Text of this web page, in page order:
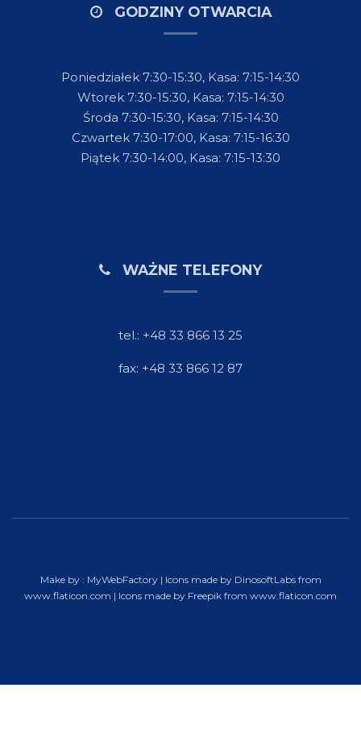
GODZINY OTWARCIA
Poniedziałek 7:30-15:30, Kasa: 7:15-14:30
Wtorek 7:30-15:30, Kasa: 7:15-14:30
Środa 7:30-15:30, Kasa: 7:15-14:30
Czwartek 7:30-17:00, Kasa: 7:15-16:30
Piątek 7:30-14:00, Kasa: 7:15-13:30
WAŻNE TELEFONY
tel.: +48 33 866 13 25
fax: +48 33 866 12 87
Make by : MyWebFactory | Icons made by DinosoftLabsfrom
www.flaticon.com | Icons made by Freepik from www.flaticon.com